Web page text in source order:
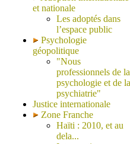
et nationale
Les adoptés dans
l’espace public
Psychologie
géopolitique
"Nous
professionnels de la
psychologie et de la
psychiatrie"
Justice internationale
Zone Franche
Haïti : 2010, et au
dela...